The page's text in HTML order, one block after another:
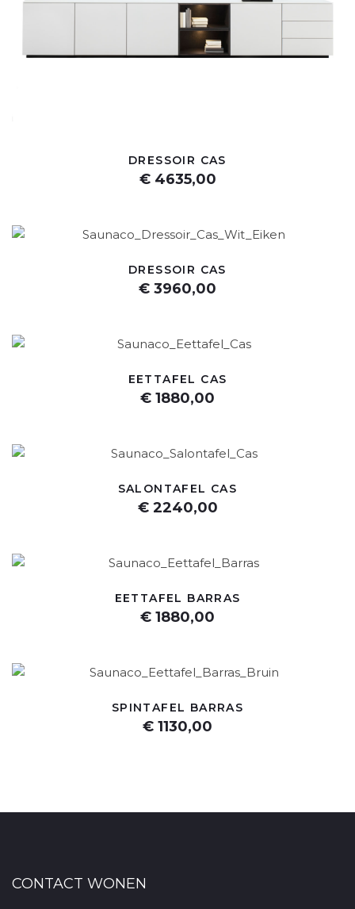
DRESSOIR CAS
€ 4635,00
DRESSOIR CAS
€ 3960,00
EETTAFEL CAS
€ 1880,00
SALONTAFEL CAS
€ 2240,00
EETTAFEL BARRAS
€ 1880,00
SPINTAFEL BARRAS
€ 1130,00
CONTACT WONEN